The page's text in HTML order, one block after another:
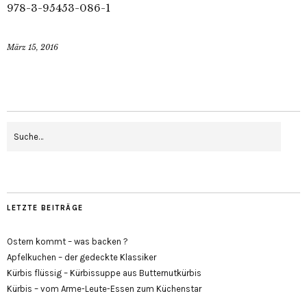
978-3-95453-086-1
März 15, 2016
LETZTE BEITRÄGE
Ostern kommt – was backen ?
Apfelkuchen – der gedeckte Klassiker
Kürbis flüssig – Kürbissuppe aus Butternutkürbis
Kürbis – vom Arme-Leute-Essen zum Küchenstar